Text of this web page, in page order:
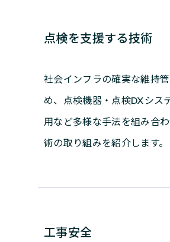
点検を支援する技術
社会インフラの確実な維持
め、点検機器・点検DXシス
用など多様な手法を組み合
術の取り組みを紹介します。
工事安全